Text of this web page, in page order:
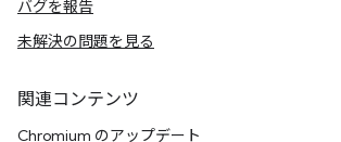
バグを報告
未解決の問題を見る
関連コンテンツ
Chromium のアップデート